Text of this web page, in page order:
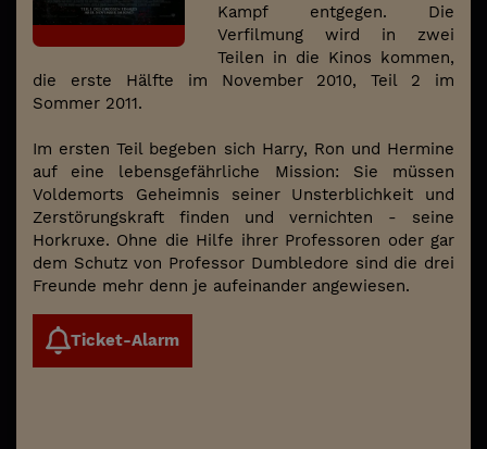
Kampf entgegen. Die
Verfilmung wird in zwei
Teilen in die Kinos kommen,
die erste Hälfte im November 2010, Teil 2 im
Sommer 2011.
Im ersten Teil begeben sich Harry, Ron und Hermine
auf eine lebensgefährliche Mission: Sie müssen
Voldemorts Geheimnis seiner Unsterblichkeit und
Zerstörungskraft finden und vernichten - seine
Horkruxe. Ohne die Hilfe ihrer Professoren oder gar
dem Schutz von Professor Dumbledore sind die drei
Freunde mehr denn je aufeinander angewiesen.
Ticket-Alarm